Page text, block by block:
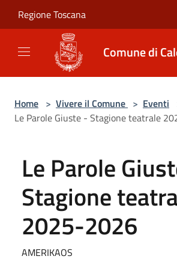
Regione Toscana
Comune di
Home > Vivere il Comune > Eventi
Le Parole Giuste - Stagione teatrale
Le Parole
Stagione
2025-2026
AMERIKAOS